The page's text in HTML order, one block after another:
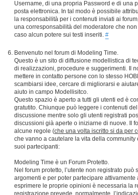
Username, di una propria Password e di una
posta elettronica. In tal modo è possibile
la responsabilità per i contenuti inviati ai
una corresponsabilità del moderatore che
caso alcun potere sui testi inseriti. #
Benvenuto nel forum di Modeling Time.
Questo è un sito di diffusione modellistica di
di realizzazioni, procedure e suggerimenti. Il
mettere in contatto persone con lo stesso
scambiarsi idee, cercare di migliorarsi e
aiuto in campo Modellisitco.
Questo spazio è aperto a tutti gli utenti ed è
gratutito. Chiunque può leggere i contenuti
discussione mentre solo gli utenti registrati
discussioni già aperte o iniziarne di nuove. Il
alcune regole (che una volta iscritto si da per
che vanno a cautelare la vita della community
suoi partecipanti:
Modeling Time è un Forum Protetto.
Nel forum protetto, l’utente non registrato può
argomenti e per poter partecipare attivamente
esprimere le proprie opinioni è necessaria la
registrazione prevede, normalmente,